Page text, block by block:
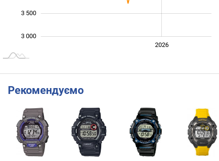
3 000
3 500
2026
Рекомендуємо